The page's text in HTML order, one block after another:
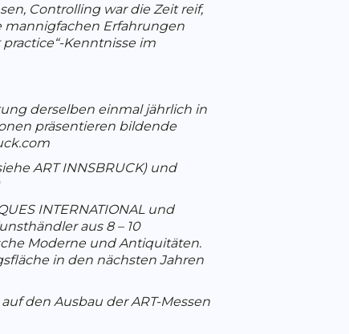
Controlling war die Zeit reif,
mannigfachen Erfahrungen
Kenntnisse im
derselben einmal jährlich in
präsentieren bildende
ART INNSBRUCK) und
INTERNATIONAL und
aus 8 – 10
Moderne und Antiquitäten.
in den nächsten Jahren
den Ausbau der ART-Messen